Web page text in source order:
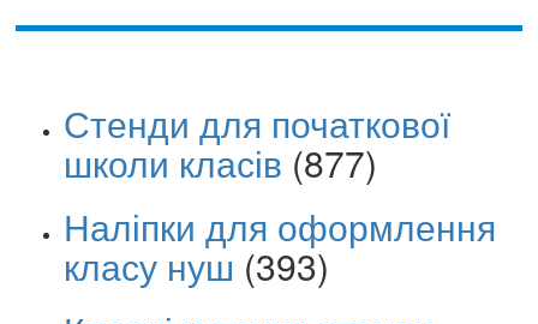
Стенди для початкової
школи класів (877)
Наліпки для оформлення
класу нуш (393)